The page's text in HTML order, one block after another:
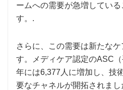
ームへの需要が急増してい
す。.
さらに、この需要は新たな
す。メディケア認定のASC
年には6,377人に増加し、技
要なチャネルが開拓されま